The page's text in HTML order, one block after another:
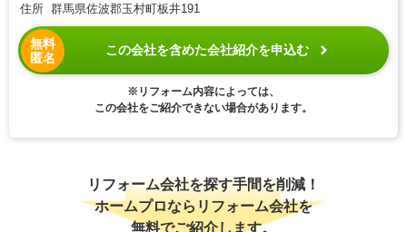
住所 群馬県佐波郡玉村町板井191
無料
匿名
この会社を含めた会社紹介を申込む
※リフォーム内容によっては、
この会社をご紹介できない場合があります。
リフォーム会社を探す手間を削減！
ホームプロならリフォーム会社を
無料でご紹介します。